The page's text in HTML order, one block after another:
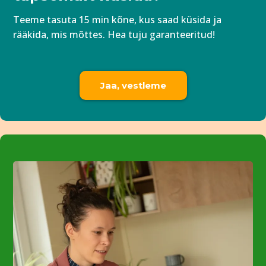
Teeme tasuta 15 min kõne, kus saad küsida ja
rääkida, mis mõttes. Hea tuju garanteeritud!
Jaa, vestleme